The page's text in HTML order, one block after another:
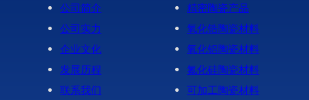
公司简介
公司实力
企业文化
发展历程
联系我们
精密陶瓷产品
氧化锆陶瓷材料
氧化铝陶瓷材料
氮化硅陶瓷材料
可加工陶瓷材料